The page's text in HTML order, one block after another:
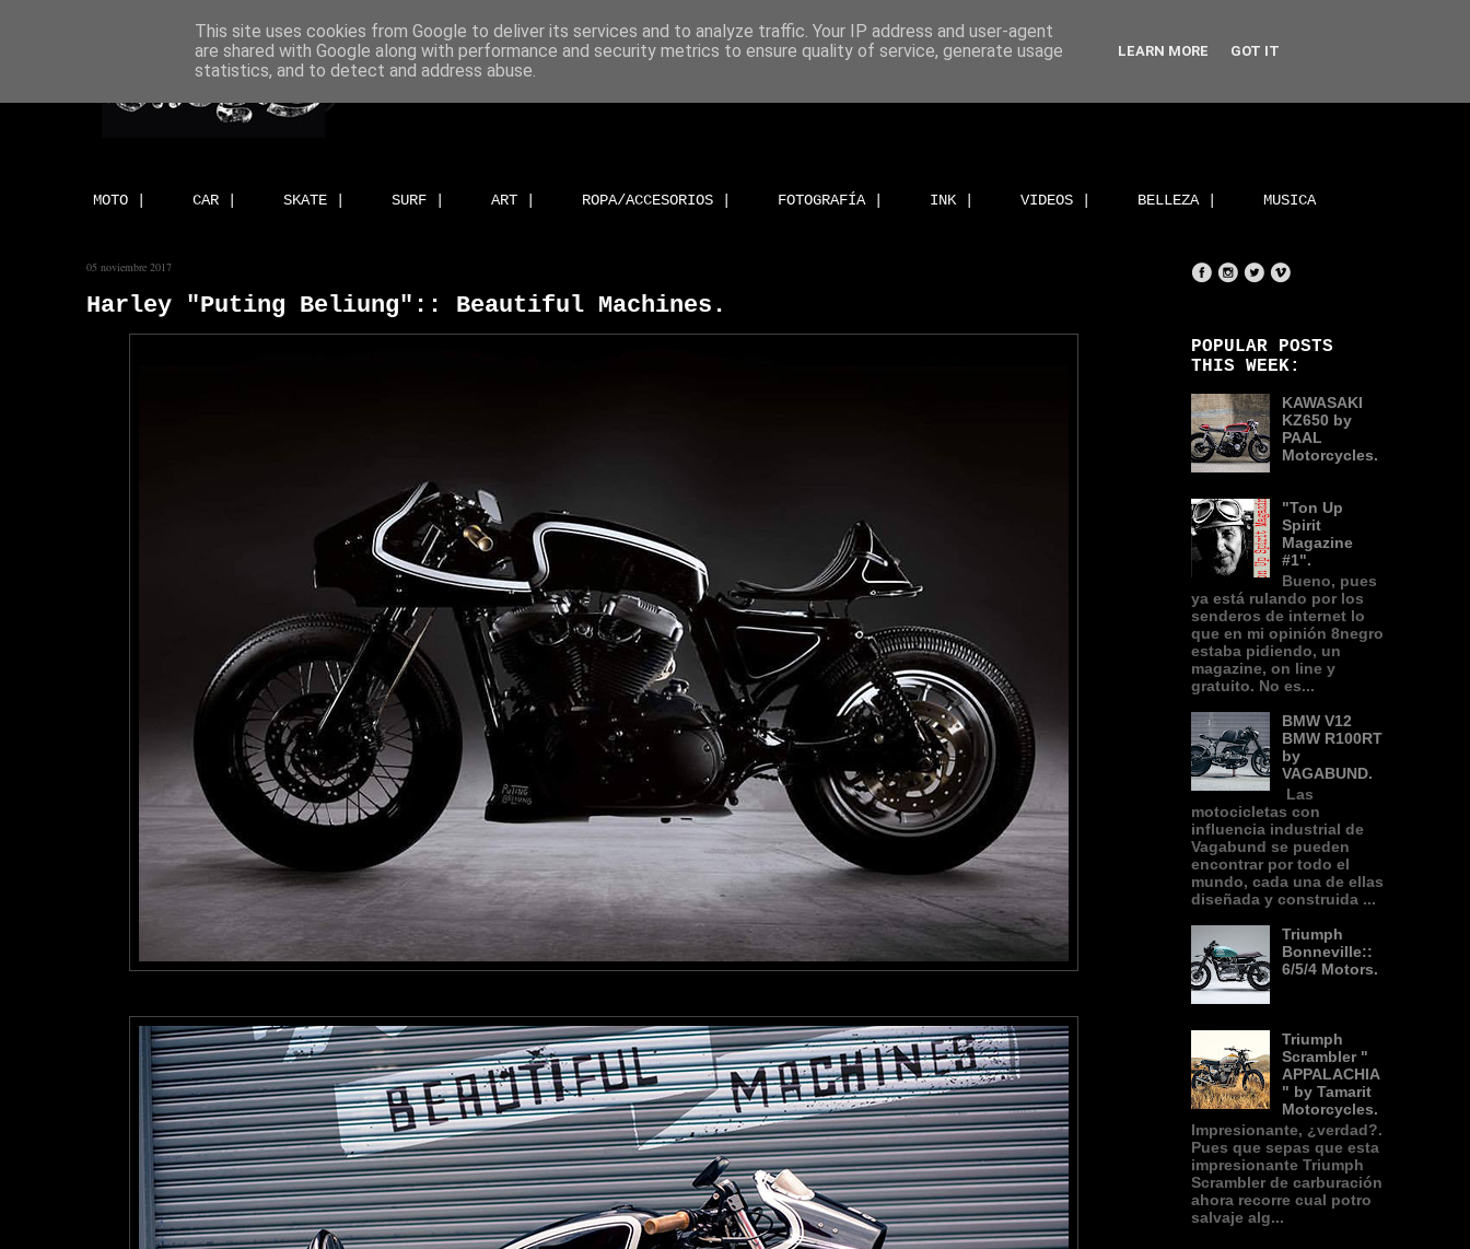
MOTO | CAR | SKATE | SURF | ART | ROPA/ACCESORIOS | FOTOGRAFÍA | INK | VIDEOS | BELLEZA | MUSICA
05 noviembre 2017
Harley "Puting Beliung":: Beautiful Machines.
POPULAR POSTS
THIS WEEK:
KAWASAKI
KZ650 by
PAAL
Motorcycles.
"Ton Up
Spirit
Magazine
#1".
Bueno, pues
ya está rulando por los
senderos de internet lo
que en mi opinión 8negro
estaba pidiendo, un
magazine, on line y
gratuito. No es...
BMW V12
BMW R100RT
by
VAGABUND.
Las
motocicletas con
influencia industrial de
Vagabund se pueden
encontrar por todo el
mundo, cada una de ellas
diseñada y construida ...
Triumph
Bonneville::
6/5/4 Motors.
Triumph
Scrambler "
APPALACHIA
" by Tamarit
Motorcycles.
Impresionante, ¿verdad?.
Pues que sepas que esta
impresionante Triumph
Scrambler de carburación
ahora recorre cual potro
salvaje alg...
This site uses cookies from Google to deliver its services and to analyze traffic. Your IP address and user-agent
are shared with Google along with performance and security metrics to ensure quality of service, generate usage
statistics, and to detect and address abuse.
LEARN MORE GOT IT